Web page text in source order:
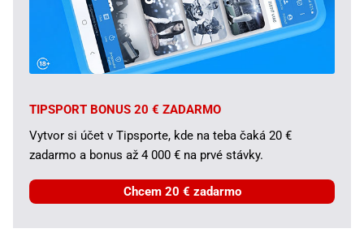
TIPSPORT BONUS 20 € ZADARMO
Vytvor si účet v Tipsporte, kde na teba čaká 20 €
zadarmo a bonus až 4 000 € na prvé stávky.
Chcem 20 € zadarmo